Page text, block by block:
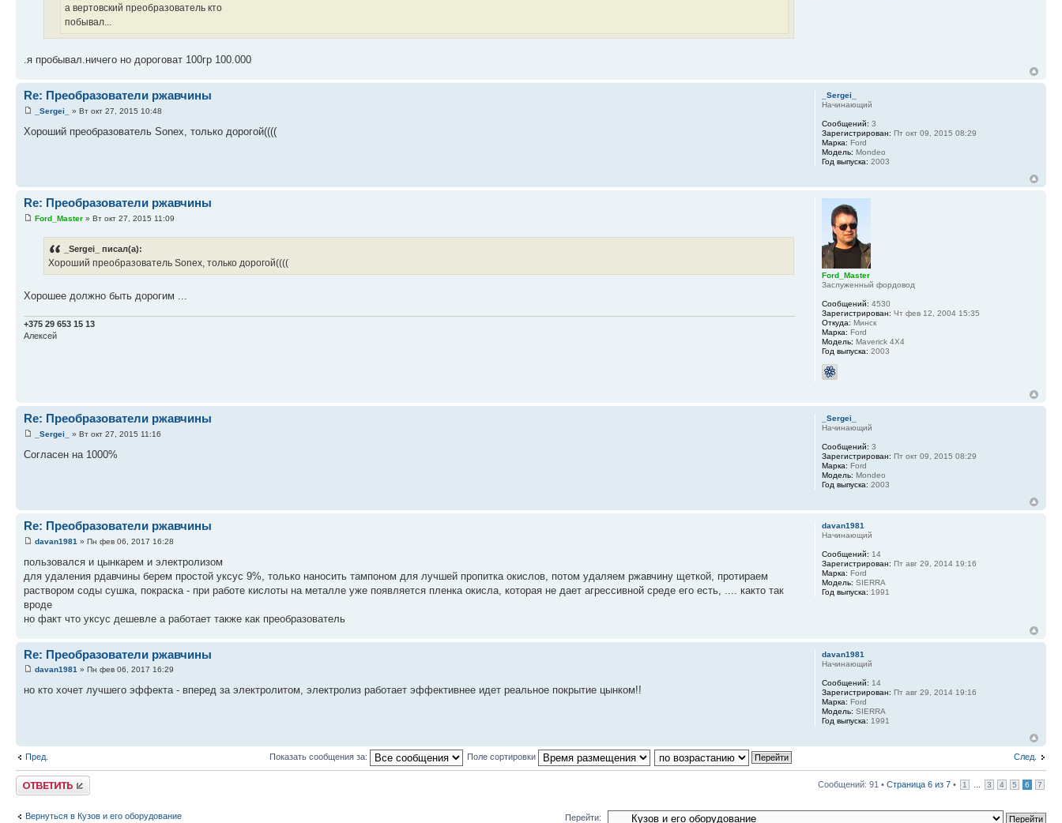
а вертовский преобразователь кто
побывал...
.я пробывал.ничего но дороговат 100гр 100.000
Re: Преобразователи ржавчины
_Sergei_ » Вт окт 27, 2015 10:48
Хороший преобразователь Sonex, только дорогой((((
_Sergei_
Начинающий
Сообщений: 3
Зарегистрирован: Пт окт 09, 2015 08:29
Марка: Ford
Модель: Mondeo
Год выпуска: 2003
Re: Преобразователи ржавчины
Ford_Master » Вт окт 27, 2015 11:09
_Sergei_ писал(а):
Хороший преобразователь Sonex, только дорогой((((
Хорошее должно быть дорогим ...
+375 29 653 15 13
Алексей
Ford_Master
Заслуженный фордовод
Сообщений: 4530
Зарегистрирован: Чт фев 12, 2004 15:35
Откуда: Минск
Марка: Ford
Модель: Maverick 4X4
Год выпуска: 2003
Re: Преобразователи ржавчины
_Sergei_ » Вт окт 27, 2015 11:16
Согласен на 1000%
_Sergei_
Начинающий
Сообщений: 3
Зарегистрирован: Пт окт 09, 2015 08:29
Марка: Ford
Модель: Mondeo
Год выпуска: 2003
Re: Преобразователи ржавчины
davan1981 » Пн фев 06, 2017 16:28
пользовался и цынкарем и электролизом
для удаления рдавчины берем простой уксус 9%, только наносить тампоном для лучшей пропитка окислов, потом удаляем ржавчину щеткой, протираем
раствором соды сушка, покраска - при работе кислоты на металле уже появляется пленка окисла, которая не дает агрессивной среде его есть, .... както так
вроде
но факт что уксус дешевле а работает также как преобразователь
davan1981
Начинающий
Сообщений: 14
Зарегистрирован: Пт авг 29, 2014 19:16
Марка: Ford
Модель: SIERRA
Год выпуска: 1991
Re: Преобразователи ржавчины
davan1981 » Пн фев 06, 2017 16:29
но кто хочет лучшего эффекта - вперед за электролитом, электролиз работает эффективнее идет реальное покрытие цынком!!
davan1981
Начинающий
Сообщений: 14
Зарегистрирован: Пт авг 29, 2014 19:16
Марка: Ford
Модель: SIERRA
Год выпуска: 1991
Пред. След.
Показать сообщения за: Поле сортировки
Ответить Сообщений: 91 • Страница 6 из 7 • 1 3 4 5 6 7
Вернуться в Кузов и его оборудование Перейти: